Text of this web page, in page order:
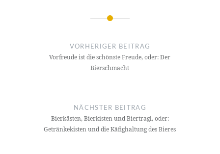
NavigationVORHERIGER BEITRAG
Vorfreude ist die schönste Freude, oder: Der
Bierschmacht
NÄCHSTER BEITRAG
Bierkästen, Bierkisten und Biertragl, oder:
Getränkekisten und die Käfighaltung des Bieres